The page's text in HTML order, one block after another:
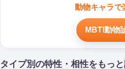
動物キャラで
MBTI動物
タイプ別の特性・相性をもっ